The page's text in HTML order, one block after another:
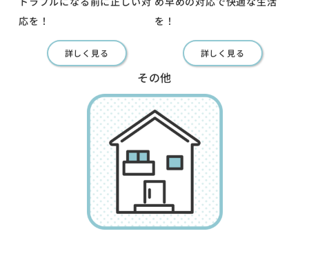
応を！
詳しく見る
を！
詳しく見る
その他